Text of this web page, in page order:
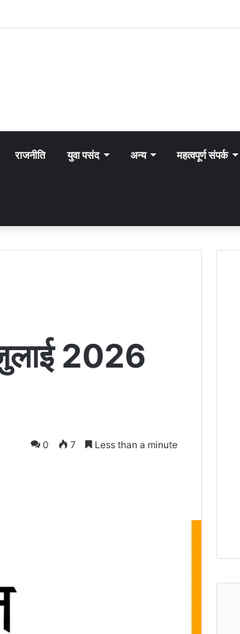
राजनीति युवा पसंद अन्य महत्वपूर्ण संपर्क
2026
0 7 Less than a minute